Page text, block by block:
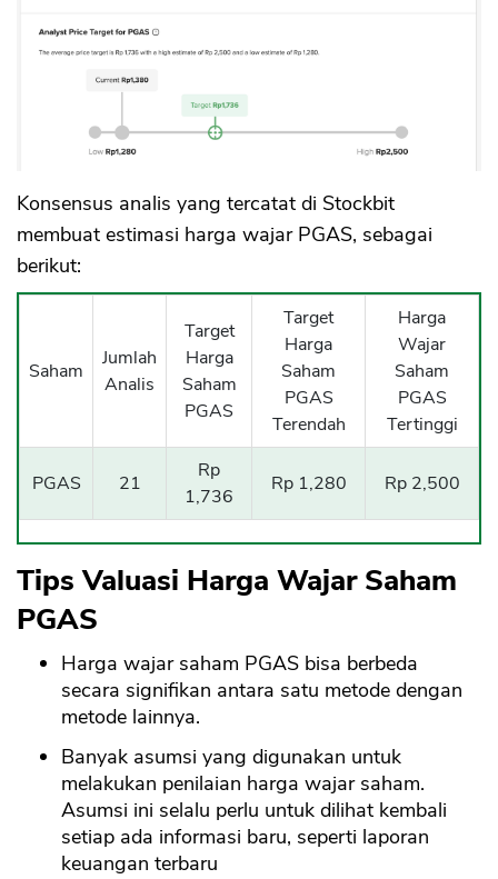
Konsensus analis yang tercatat di Stockbit
membuat estimasi harga wajar PGAS, sebagai
berikut:
Saham
Jumlah
Analis
Target
Harga
Saham
PGAS
Target
Harga
Saham
PGAS
Terendah
Harga
Wajar
Saham
PGAS
Tertinggi
PGAS 21
Rp
1,736
Rp 1,280 Rp 2,500
Tips Valuasi Harga Wajar Saham
PGAS
Harga wajar saham PGAS bisa berbeda
secara signifikan antara satu metode dengan
metode lainnya.
Banyak asumsi yang digunakan untuk
melakukan penilaian harga wajar saham.
Asumsi ini selalu perlu untuk dilihat kembali
setiap ada informasi baru, seperti laporan
keuangan terbaru